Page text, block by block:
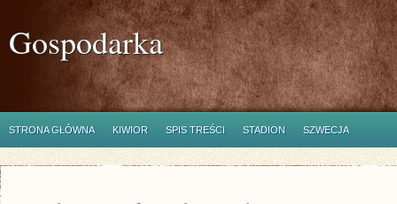
Gospodarka
STRONA GŁÓWNA KIWIOR SPIS TREŚCI STADION SZWECJA